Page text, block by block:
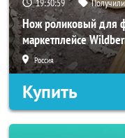
19:30:56
Нож роликовый для
маркетплейсе
Россия
Купить